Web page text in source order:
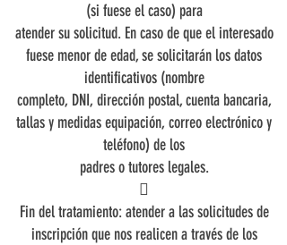
(si fuese el caso) para
atender su solicitud. En caso de que el interesado
fuese menor de edad, se solicitarán los datos
identificativos (nombre
completo, DNI, dirección postal, cuenta bancaria,
tallas y medidas equipación, correo electrónico y
teléfono) de los
padres o tutores legales.

Fin del tratamiento: atender a las solicitudes de
inscripción que nos realicen a través de los